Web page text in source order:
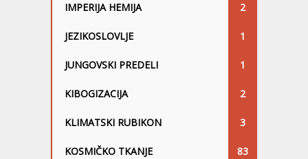
IMPERIJA HEMIJA 2
JEZIKOSLOVLJE 1
JUNGOVSKI PREDELI 1
KIBOGIZACIJA 2
KLIMATSKI RUBIKON 3
KOSMIČKO TKANJE 83